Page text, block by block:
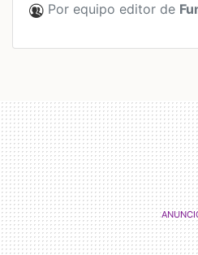
Por equipo editor de